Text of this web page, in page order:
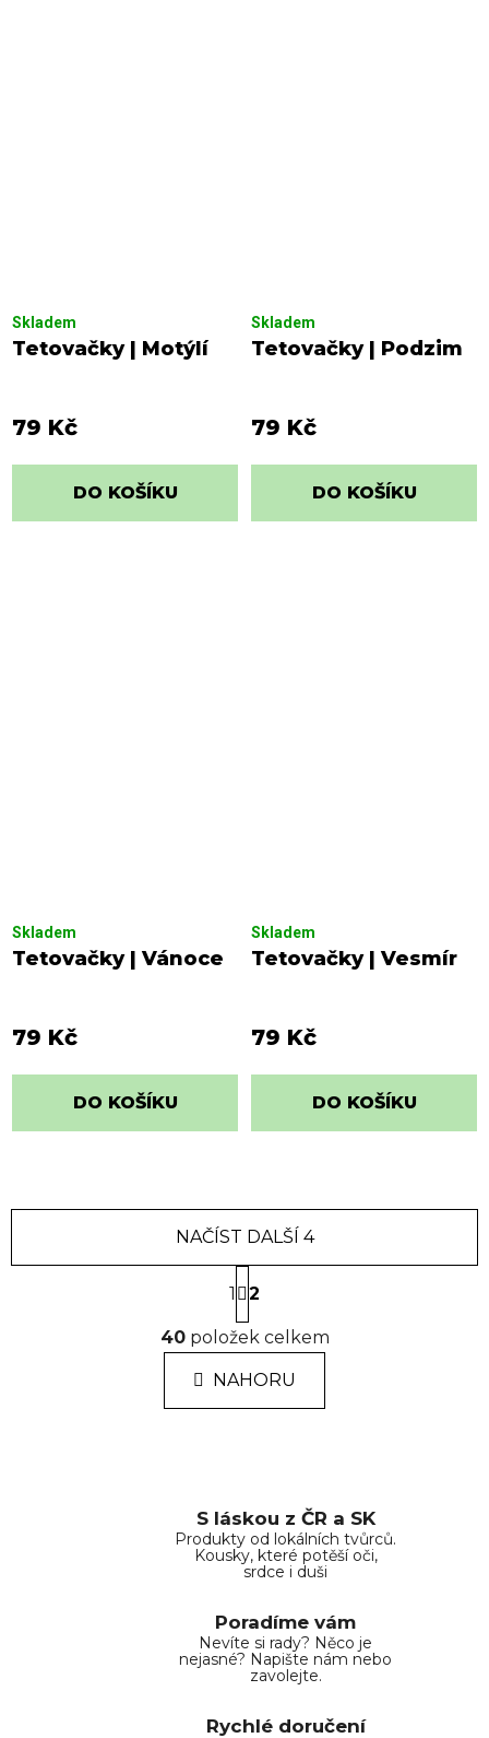
Tetovačky | Motýlí
Skladem
79 Kč
DO KOŠÍKU
Tetovačky | Podzim
Skladem
79 Kč
DO KOŠÍKU
Tetovačky | Vánoce
Skladem
79 Kč
DO KOŠÍKU
Tetovačky | Vesmír
Skladem
79 Kč
DO KOŠÍKU
O
v
l
á
d
p
r
v
k
v
ý
p
s
NAČÍST DALŠÍ 4
S
t
r
á
n
k
1 2
40položek celkem
NAHORU
S láskou z ČR a SK
Produkty od lokálních tvůrců.
Kousky, které potěší oči,
srdce i duši
Poradíme vám
Nevíte si rady? Něco je
nejasné? Napište nám nebo
zavolejte.
Rychlé doručení